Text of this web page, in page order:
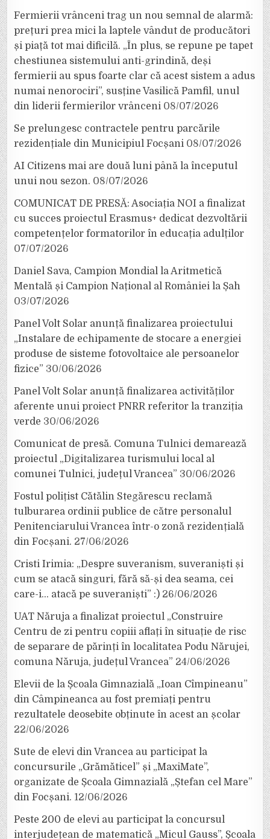
Fermierii vrânceni trag un nou semnal de alarmă:
prețuri prea mici la laptele vândut de producători
și piață tot mai dificilă. „În plus, se repune pe tapet
chestiunea sistemului anti-grindină, deși
fermierii au spus foarte clar că acest sistem a adus
numai nenorociri”, susține Vasilică Pamfil, unul
din liderii fermierilor vrânceni 08/07/2026
Se prelungesc contractele pentru parcările
rezidențiale din Municipiul Focșani 08/07/2026
AI Citizens mai are două luni până la începutul
unui nou sezon. 08/07/2026
COMUNICAT DE PRESĂ: Asociația NOI a finalizat
cu succes proiectul Erasmus+ dedicat dezvoltării
competențelor formatorilor în educația adulților
07/07/2026
Daniel Sava, Campion Mondial la Aritmetică
Mentală și Campion Național al României la Șah
03/07/2026
Panel Volt Solar anunță finalizarea proiectului
„Instalare de echipamente de stocare a energiei
produse de sisteme fotovoltaice ale persoanelor
fizice” 30/06/2026
Panel Volt Solar anunță finalizarea activităților
aferente unui proiect PNRR referitor la tranziția
verde 30/06/2026
Comunicat de presă. Comuna Tulnici demarează
proiectul „Digitalizarea turismului local al
comunei Tulnici, județul Vrancea” 30/06/2026
Fostul polițist Cătălin Stegărescu reclamă
tulburarea ordinii publice de către personalul
Penitenciarului Vrancea într-o zonă rezidențială
din Focșani. 27/06/2026
Cristi Irimia: „Despre suveranism, suveraniști și
cum se atacă singuri, fără să-și dea seama, cei
care-i… atacă pe suveraniști” :) 26/06/2026
UAT Năruja a finalizat proiectul „Construire
Centru de zi pentru copiii aflați în situație de risc
de separare de părinți în localitatea Podu Nărujei,
comuna Năruja, județul Vrancea” 24/06/2026
Elevii de la Școala Gimnazială „Ioan Cîmpineanu”
din Câmpineanca au fost premiați pentru
rezultatele deosebite obținute în acest an școlar
22/06/2026
Sute de elevi din Vrancea au participat la
concursurile „Grămăticel” și „MaxiMate”,
organizate de Școala Gimnazială „Ștefan cel Mare”
din Focșani. 12/06/2026
Peste 200 de elevi au participat la concursul
interjudețean de matematică „Micul Gauss”, Școala